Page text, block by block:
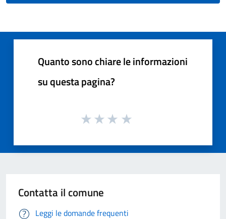
Quanto sono chiare le informazioni
su questa pagina?
Contatta il comune
Leggi le domande frequenti